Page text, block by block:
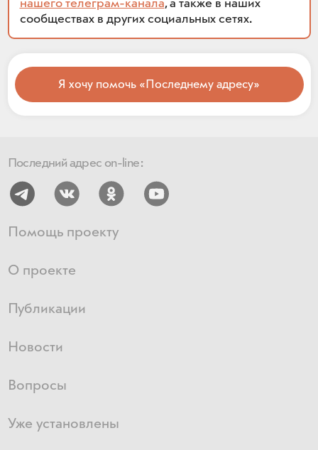
нашего телеграм-канала, а также в наших
сообществах в других социальных сетях.
Я хочу помочь «Последнему адресу»
Последний адрес on-line:
Помощь проекту
О проекте
Публикации
Новости
Вопросы
Уже установлены